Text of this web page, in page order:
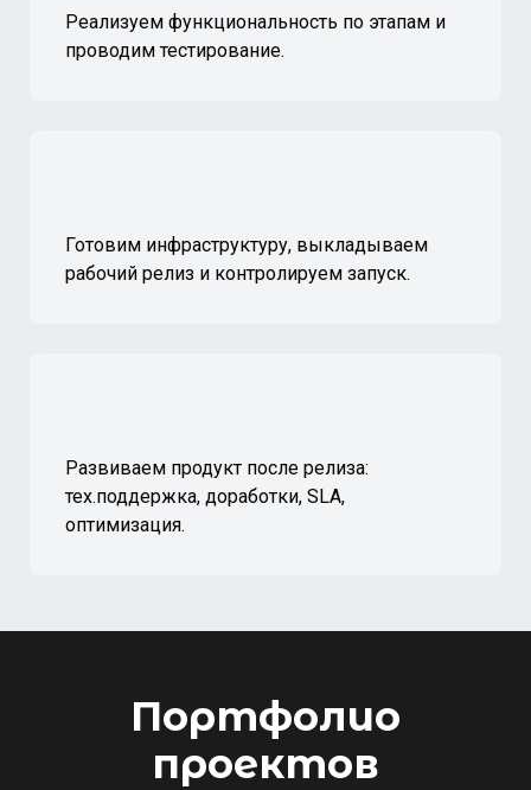
Реализуем функциональность по этапам и
проводим тестирование.
Готовим инфраструктуру, выкладываем
рабочий релиз и контролируем запуск.
Развиваем продукт после релиза:
тех.поддержка, доработки, SLA,
оптимизация.
Портфолио
проектов